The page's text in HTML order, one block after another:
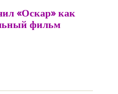
«Оскар» как
фильм